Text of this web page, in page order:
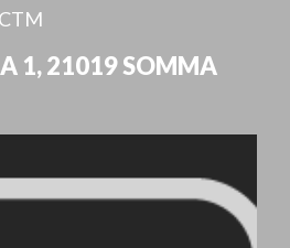
1,21019SOMMA